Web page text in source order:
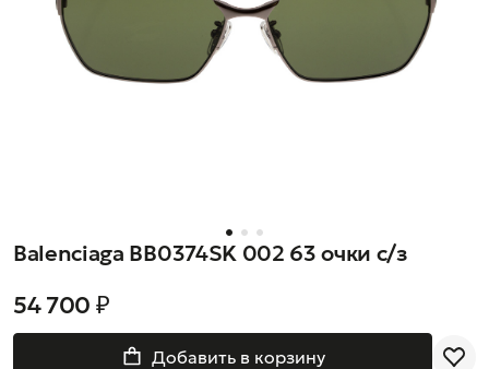
Balenciaga BB0374SK 002 63 очки с/з
54 700 ₽
Добавить в корзину